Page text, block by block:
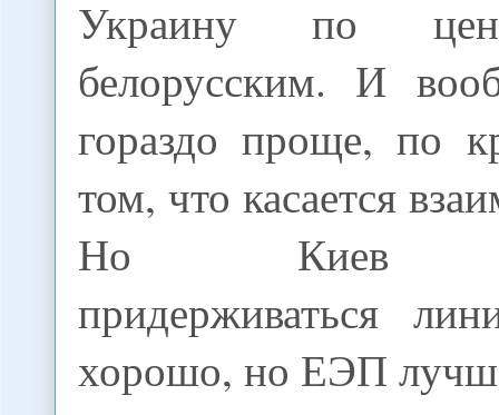
Украину по
белорусским. И
гораздо проще, по
том, что касается
Но Киев
придерживаться
хорошо, но ЕЭП